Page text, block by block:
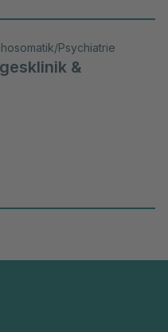
Moderationen
im Auftrag
und Medien
Psychiatrie
&